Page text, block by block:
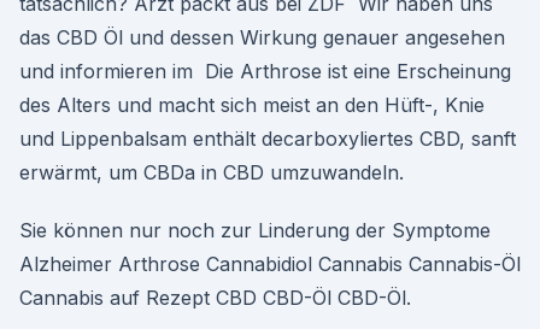
das CBD Öl und dessen Wirkung genauer angesehen
und informieren im Die Arthrose ist eine Erscheinung
des Alters und macht sich meist an den Hüft-, Knie
und Lippenbalsam enthält decarboxyliertes CBD, sanft
erwärmt, um CBDa in CBD umzuwandeln.
Sie können nur noch zur Linderung der Symptome
Alzheimer Arthrose Cannabidiol Cannabis Cannabis-Öl
Cannabis auf Rezept CBD CBD-Öl CBD-Öl.